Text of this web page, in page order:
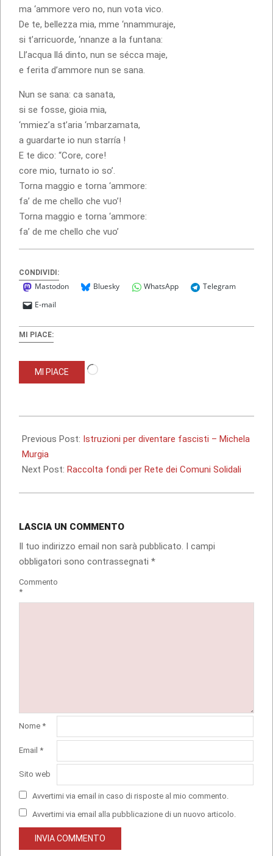
ma ‘ammore vero no, nun vota vico.
De te, bellezza mia, mme ‘nnammuraje,
si t’arricuorde, ‘nnanze a la funtana:
Ll’acqua llá dinto, nun se sécca maje,
e ferita d’ammore nun se sana.
Nun se sana: ca sanata,
si se fosse, gioia mia,
‘mmiez’a st’aria ‘mbarzamata,
a guardarte io nun starría !
E te dico: “Core, core!
core mio, turnato io so’.
Torna maggio e torna ‘ammore:
fa’ de me chello che vuo’!
Torna maggio e torna ‘ammore:
fa’ de me chello che vuo’
CONDIVIDI:
Mastodon Bluesky WhatsApp
Telegram
E-mail
MI PIACE:
MI PIACE
12-
02
Previous Post: Istruzioni per diventare fascisti – Michela
Murgia
Next Post: Raccolta fondi per Rete dei Comuni Solidali
LASCIA UN COMMENTO
Il tuo indirizzo email non sarà pubblicato. I campi
obbligatori sono contrassegnati *
Commento
*
Nome *
Email *
Sito web
Avvertimi via email in caso di risposte al mio commento.
Avvertimi via email alla pubblicazione di un nuovo articolo.